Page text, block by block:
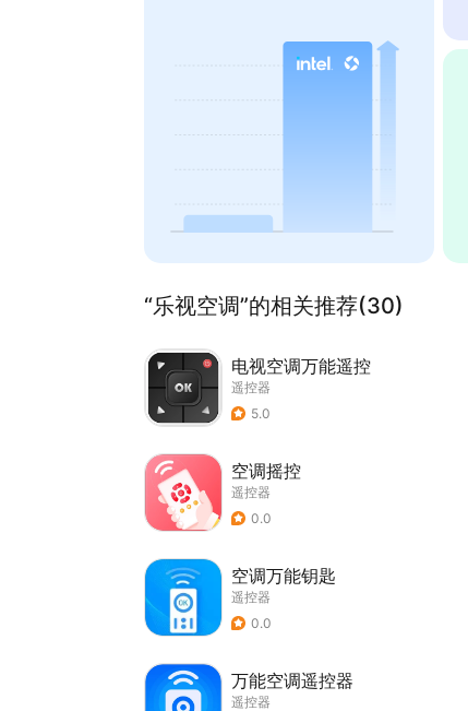
“乐视空调”的相关推荐(30)
电视空调万能遥控
遥控器
5.0
空调摇控
遥控器
0.0
空调万能钥匙
遥控器
0.0
万能空调遥控器
遥控器